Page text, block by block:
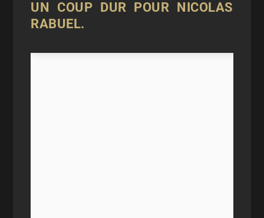
UN COUP DUR POUR NICOLAS
RABUEL.